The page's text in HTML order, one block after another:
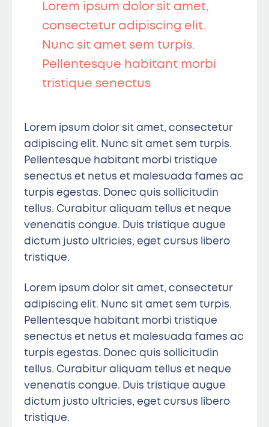
Lorem ipsum dolor sit amet,
consectetur adipiscing elit.
Nunc sit amet sem turpis.
Pellentesque habitant morbi
tristique senectus
Lorem ipsum dolor sit amet, consectetur
adipiscing elit. Nunc sit amet sem turpis.
Pellentesque habitant morbi tristique
senectus et netus et malesuada fames ac
turpis egestas. Donec quis sollicitudin
tellus. Curabitur aliquam tellus et neque
venenatis congue. Duis tristique augue
dictum justo ultricies, eget cursus libero
tristique.
Lorem ipsum dolor sit amet, consectetur
adipiscing elit. Nunc sit amet sem turpis.
Pellentesque habitant morbi tristique
senectus et netus et malesuada fames ac
turpis egestas. Donec quis sollicitudin
tellus. Curabitur aliquam tellus et neque
venenatis congue. Duis tristique augue
dictum justo ultricies, eget cursus libero
tristique.